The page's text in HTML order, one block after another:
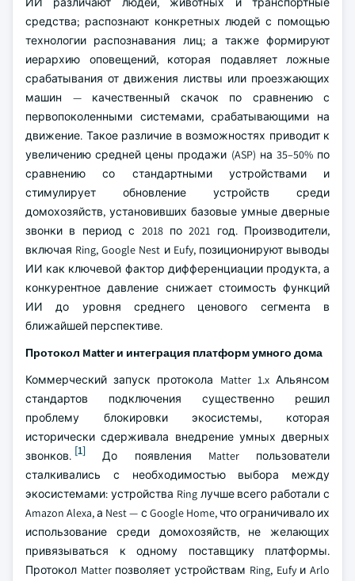
средства; распознают конкретных людей с помощью
технологии распознавания лиц; а также формируют
иерархию оповещений, которая подавляет ложные
срабатывания от движения листвы или проезжающих
машин — качественный скачок по сравнению с
первопоколенными системами, срабатывающими на
движение. Такое различие в возможностях приводит к
увеличению средней цены продажи (ASP) на 35–50% по
сравнению со стандартными устройствами и
стимулирует обновление устройств среди
домохозяйств, установивших базовые умные дверные
звонки в период с 2018 по 2021 год. Производители,
включая Ring, Google Nest и Eufy, позиционируют выводы
ИИ как ключевой фактор дифференциации продукта, а
конкурентное давление снижает стоимость функций
ИИ до уровня среднего ценового сегмента в
ближайшей перспективе.
Протокол Matter и интеграция платформ умного дома
Коммерческий запуск протокола Matter 1.x Альянсом
стандартов подключения существенно решил
проблему блокировки экосистемы, которая
исторически сдерживала внедрение умных дверных
звонков. [1] До появления Matter пользователи
сталкивались с необходимостью выбора между
экосистемами: устройства Ring лучше всего работали с
Amazon Alexa, а Nest — с Google Home, что ограничивало их
использование среди домохозяйств, не желающих
привязываться к одному поставщику платформы.
Протокол Matter позволяет устройствам Ring, Eufy и Arlo